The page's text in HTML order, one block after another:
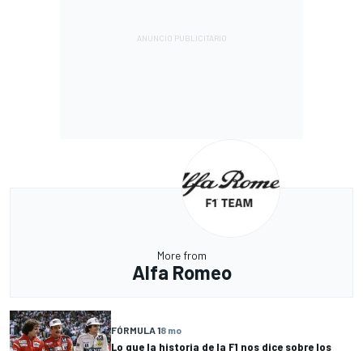
More from
Alfa Romeo
FÓRMULA 18 mo
Lo que la historia de la F1 nos dice sobre los